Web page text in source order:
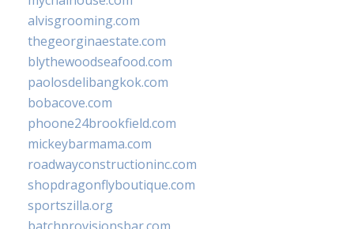
alvisgrooming.com
thegeorginaestate.com
blythewoodseafood.com
paolosdelibangkok.com
bobacove.com
phoone24brookfield.com
mickeybarmama.com
roadwayconstructioninc.com
shopdragonflyboutique.com
sportszilla.org